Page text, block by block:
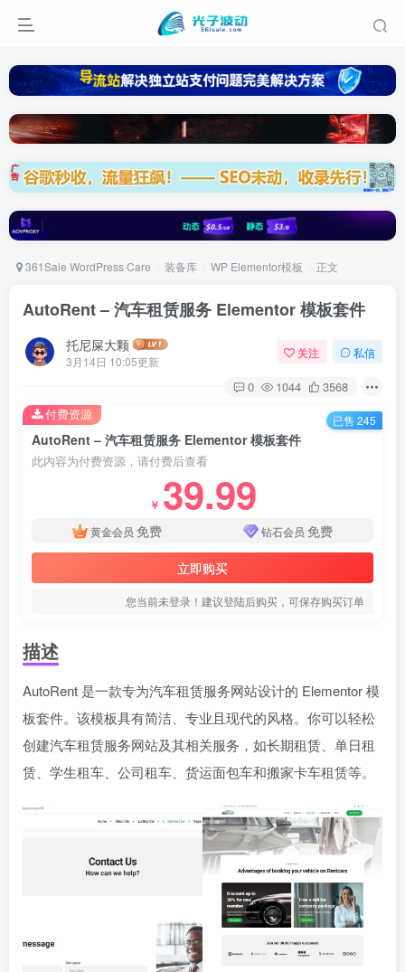
361Sale WordPress Care 装备库 WP Elementor模板 正文
AutoRent – 汽车租赁服务 Elementor 模板套件
托尼屎大颗
3月14日 10:05更新
关注 私信
0 1044 3568
AutoRent – 汽车租赁服务 Elementor 模板套件
此内容为付费资源，请付费后查看
￥ 39.99
黄金会员 免费 钻石会员 免费
立即购买
您当前未登录！建议登陆后购买，可保存购买订单
付费资源 已售 245
描述
AutoRent 是一款专为汽车租赁服务网站设计的 Elementor 模
板套件。该模板具有简洁、专业且现代的风格。你可以轻松
创建汽车租赁服务网站及其相关服务，如长期租赁、单日租
赁、学生租车、公司租车、货运面包车和搬家卡车租赁等。